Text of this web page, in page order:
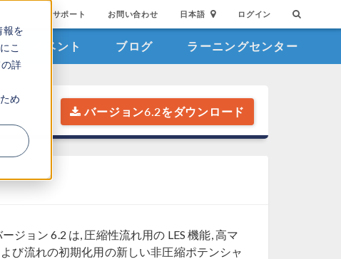
報を
こ
詳
め
サポート お問い合わせ 日本語 ログイン
イベント ブログ ラーニングセンター
バージョン6.2をダウンロード
ージョン 6.2 は, 圧縮性流れ用の LES 機能, 高マ
び流れの初期化用の新しい非圧縮ポテンシャ